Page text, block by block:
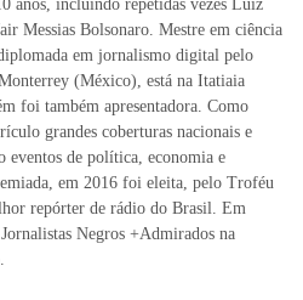
anos, incluindo repetidas vezes Luiz
Messias Bolsonaro. Mestre em ciência
em jornalismo digital pelo
(México), está na Itatiaia
foi também apresentadora. Como
grandes coberturas nacionais e
eventos de política, economia e
em 2016 foi eleita, pelo Troféu
repórter de rádio do Brasil. Em
Negros +Admirados na